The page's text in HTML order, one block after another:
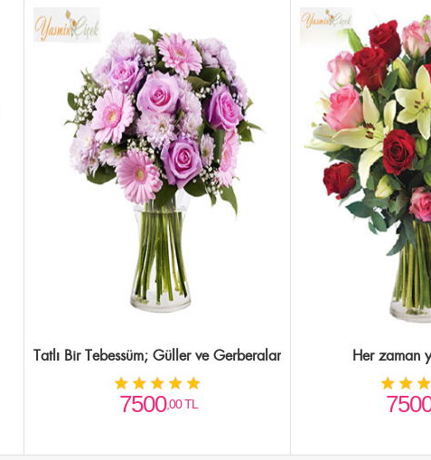
Tatlı Bir Tebessüm; Güller ve Gerberalar
7500,00 TL
Her zaman